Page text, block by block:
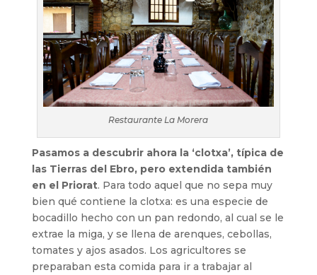
Restaurante La Morera
Pasamos a descubrir ahora la ‘clotxa’, típica de
las Tierras del Ebro, pero extendida también
en el Priorat. Para todo aquel que no sepa muy
bien qué contiene la clotxa: es una especie de
bocadillo hecho con un pan redondo, al cual se le
extrae la miga, y se llena de arenques, cebollas,
tomates y ajos asados. Los agricultores se
preparaban esta comida para ir a trabajar al